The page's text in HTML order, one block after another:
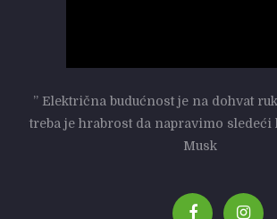
” Električna budućnost je na dohvat
treba je hrabrost da napravimo sledeći
Musk